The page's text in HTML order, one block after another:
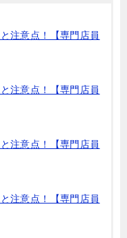
注意点！【専門店員
注意点！【専門店員
注意点！【専門店員
注意点！【専門店員